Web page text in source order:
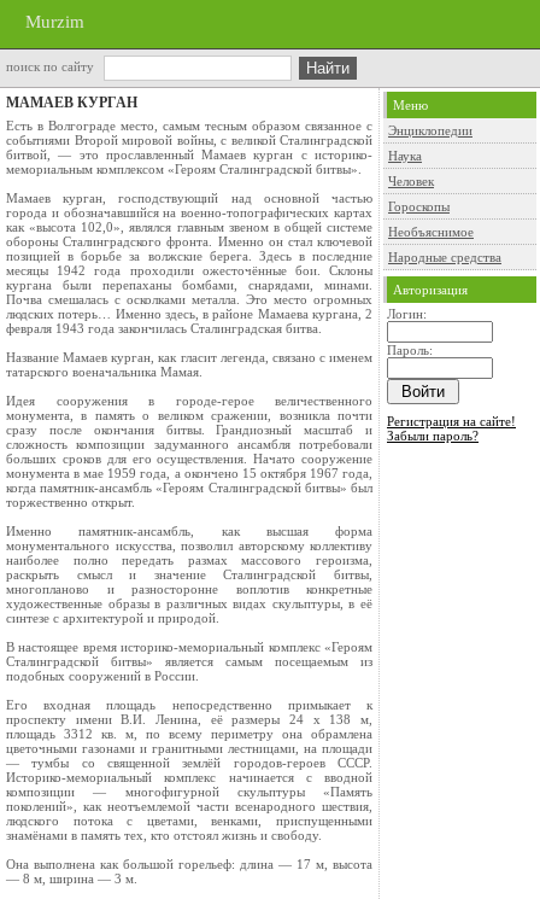
Murzim
поиск по сайту
МАМАЕВ КУРГАН
Есть в Волгограде место, самым тесным образом связанное с
событиями Второй мировой войны, с великой Сталинградской
битвой, — это прославленный Мамаев курган с историко-
мемориальным комплексом «Героям Сталинградской битвы».
Мамаев курган, господствующий над основной частью
города и обозначавшийся на военно-топографических картах
как «высота 102,0», являлся главным звеном в общей системе
обороны Сталинградского фронта. Именно он стал ключевой
позицией в борьбе за волжские берега. Здесь в последние
месяцы 1942 года проходили ожесточённые бои. Склоны
кургана были перепаханы бомбами, снарядами, минами.
Почва смешалась с осколками металла. Это место огромных
людских потерь… Именно здесь, в районе Мамаева кургана, 2
февраля 1943 года закончилась Сталинградская битва.
Название Мамаев курган, как гласит легенда, связано с именем
татарского военачальника Мамая.
Идея сооружения в городе-герое величественного
монумента, в память о великом сражении, возникла почти
сразу после окончания битвы. Грандиозный масштаб и
сложность композиции задуманного ансамбля потребовали
больших сроков для его осуществления. Начато сооружение
монумента в мае 1959 года, а окончено 15 октября 1967 года,
когда памятник-ансамбль «Героям Сталинградской битвы» был
торжественно открыт.
Именно памятник-ансамбль, как высшая форма
монументального искусства, позволил авторскому коллективу
наиболее полно передать размах массового героизма,
раскрыть смысл и значение Сталинградской битвы,
многопланово и разносторонне воплотив конкретные
художественные образы в различных видах скульптуры, в её
синтезе с архитектурой и природой.
В настоящее время историко-мемориальный комплекс «Героям
Сталинградской битвы» является самым посещаемым из
подобных сооружений в России.
Его входная площадь непосредственно примыкает к
проспекту имени В.И. Ленина, её размеры 24 x 138 м,
площадь 3312 кв. м, по всему периметру она обрамлена
цветочными газонами и гранитными лестницами, на площади
— тумбы со священной землёй городов-героев СССР.
Историко-мемориальный комплекс начинается с вводной
композиции — многофигурной скульптуры «Память
поколений», как неотъемлемой части всенародного шествия,
людского потока с цветами, венками, приспущенными
знамёнами в память тех, кто отстоял жизнь и свободу.
Она выполнена как большой горельеф: длина — 17 м, высота
— 8 м, ширина — 3 м.
Меню
Энциклопедии
Наука
Человек
Гороскопы
Необъяснимое
Народные средства
Авторизация
Логин:
Пароль:
Регистрация на сайте!
Забыли пароль?